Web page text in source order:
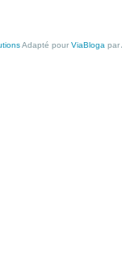
Adapté pour ViaBloga par